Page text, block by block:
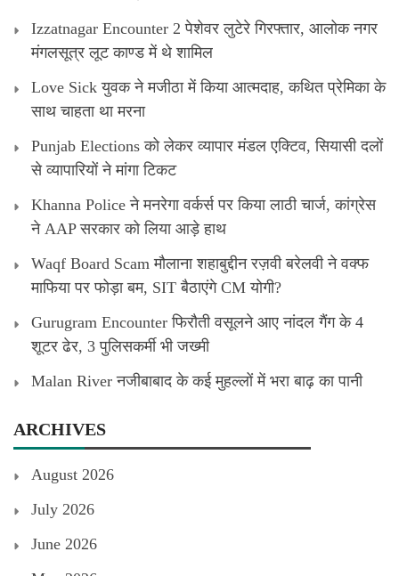
Izzatnagar Encounter 2 पेशेवर लुटेरे गिरफ्तार, आलोक नगर
मंगलसूत्र लूट काण्‍ड में थे शामिल
Love Sick युवक ने मजीठा में किया आत्मदाह, कथित प्रेमिका के
साथ चाहता था मरना
Punjab Elections को लेकर व्यापार मंडल एक्टिव, सियासी दलों
से व्यापारियों ने मांगा टिकट
Khanna Police ने मनरेगा वर्कर्स पर किया लाठी चार्ज, कांग्रेस
ने AAP सरकार को लिया आड़े हाथ
Waqf Board Scam मौलाना शहाबुद्दीन रज़वी बरेलवी ने वक्फ
माफिया पर फोड़ा बम, SIT बैठाएंगे CM योगी?
Gurugram Encounter फिरौती वसूलने आए नांदल गैंग के 4
शूटर ढेर, 3 पुलिसकर्मी भी जख्मी
Malan River नजीबाबाद के कई मुहल्लों में भरा बाढ़ का पानी
ARCHIVES
August 2026
July 2026
June 2026